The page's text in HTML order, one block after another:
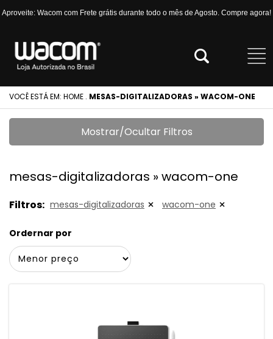
Aproveite: Wacom com Frete grátis durante todo o mês de Agosto. Compre agora!
VOCÊ ESTÁ EM: HOME . MESAS-DIGITALIZADORAS » WACOM-ONE
Mostrar/Ocultar Filtros
mesas-digitalizadoras » wacom-one
Filtros: mesas-digitalizadoras wacom-one
Ordernar por